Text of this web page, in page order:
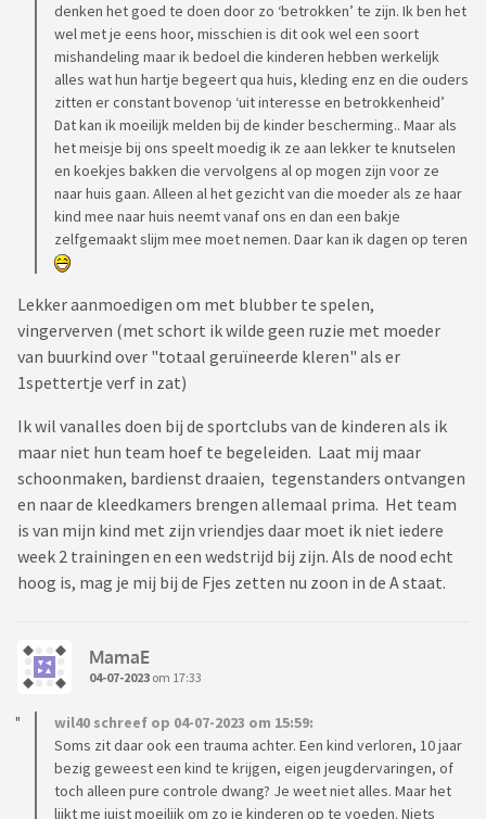
denken het goed te doen door zo ‘betrokken’ te zijn. Ik ben het
wel met je eens hoor, misschien is dit ook wel een soort
mishandeling maar ik bedoel die kinderen hebben werkelijk
alles wat hun hartje begeert qua huis, kleding enz en die ouders
zitten er constant bovenop ‘uit interesse en betrokkenheid’
Dat kan ik moeilijk melden bij de kinder bescherming.. Maar als
het meisje bij ons speelt moedig ik ze aan lekker te knutselen
en koekjes bakken die vervolgens al op mogen zijn voor ze
naar huis gaan. Alleen al het gezicht van die moeder als ze haar
kind mee naar huis neemt vanaf ons en dan een bakje
zelfgemaakt slijm mee moet nemen. Daar kan ik dagen op teren
Lekker aanmoedigen om met blubber te spelen,
vingerverven (met schort ik wilde geen ruzie met moeder
van buurkind over "totaal geruïneerde kleren" als er
1spettertje verf in zat)
Ik wil vanalles doen bij de sportclubs van de kinderen als ik
maar niet hun team hoef te begeleiden. Laat mij maar
schoonmaken, bardienst draaien, tegenstanders ontvangen
en naar de kleedkamers brengen allemaal prima. Het team
is van mijn kind met zijn vriendjes daar moet ik niet iedere
week 2 trainingen en een wedstrijd bij zijn. Als de nood echt
hoog is, mag je mij bij de Fjes zetten nu zoon in de A staat.
MamaE
04-07-2023 om 17:33
wil40 schreef op 04-07-2023 om 15:59:
Soms zit daar ook een trauma achter. Een kind verloren, 10 jaar
bezig geweest een kind te krijgen, eigen jeugdervaringen, of
toch alleen pure controle dwang? Je weet niet alles. Maar het
lijkt me juist moeilijk om zo je kinderen op te voeden. Niets